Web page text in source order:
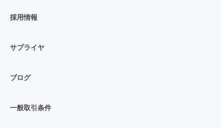
採用情報
サプライヤ
ブログ
一般取引条件